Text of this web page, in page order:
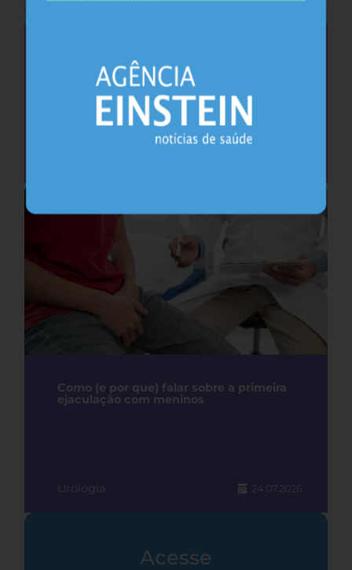
Saúde do coração após os 45 anos pode
antecipar risco de demência
Como (e por que) falar sobre a primeira
ejaculação com meninos
Urologia 24.07.2026
Acesse